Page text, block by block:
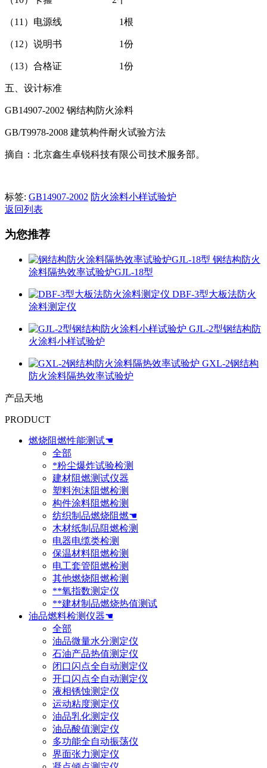
（11）电源线 1根
（12）说明书 1份
（13）合格证 1份
五、设计标准
GB14907-2002 钢结构防火涂料
GB/T9978-2008 建筑构件耐火试验方法
摘自：北京鑫生卓锐科技有限公司技术服务部。
标签: GB14907-2002 防火涂料小样试验炉
返回列表
为您推荐
钢结构防火
涂料隔热效率试验炉GJL-18型
DBF-3型大板法防火
涂料测定仪
GJL-2型钢结构防
火涂料小样试验炉
GXL-2钢结构
防火涂料隔热效率试验炉
产品天地
PRODUCT
燃烧阻燃性能测试☚
全部
*粉尘爆炸试验检测
建材阻燃测试仪器
塑料泡沫阻燃检测
构件涂料阻燃检测
纺织制品燃烧阻燃☚
木材纸制品阻燃检测
电器电缆类检测
保温材料阻燃检测
电工套管阻燃检测
其他燃烧阻燃检测
**氧指数测定仪
**建材制品燃烧热值测试
油品燃料检测仪器☚
全部
油品微量水分测定仪
石油产品热值测定仪
闭口闪点全自动测定仪
开口闪点全自动测定仪
液相锈蚀测定仪
运动粘度测定仪
油品乳化测定仪
油品酸值测定仪
多功能全自动振荡仪
界面张力测定仪